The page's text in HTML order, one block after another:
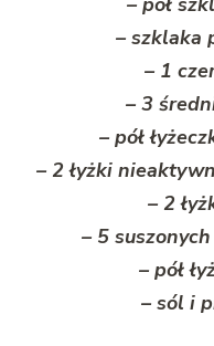
– szklaka
– 1
– 3
– pół
– 2 łyżki
– 2
– 5
– pół
– sól i